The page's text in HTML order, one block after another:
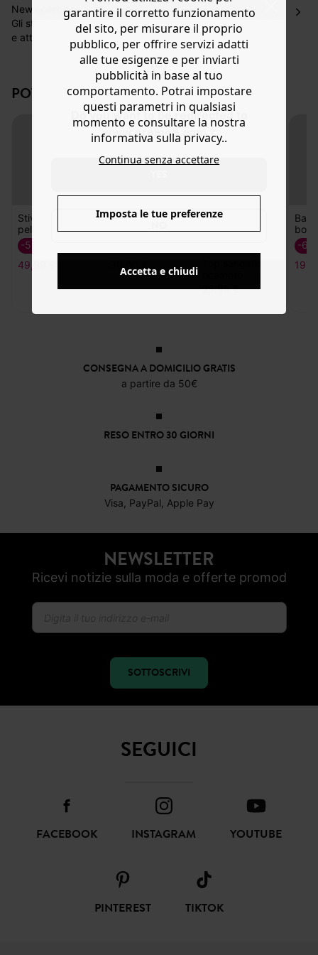
Do you want to be redirected to
www.promod.com ?
Hai 30 gg. per restituire o cambiare gli articoli a
decorrere dalla data dell’avvenuta ricezione.
Aiuto
New collection
Gli stivali da cowboy in pelle calcano le strade della città
e attraversano le stagioni con la stessa determinazione:
garantire lo spettacolo! È evidente che questi stivali
western cambiano completamente un look grazie agli
inserti pitonati, alla punta a mandorla e al tacco
smussato. Disponibili in diverse misure. Spazzolare
delicatamente e impermeabilizzare regolarmente.
POTREBBERO PIACERTI ANCHE:
Stivali western in
pelle
49,99 €
Jane leopardate
-50%
25,99 €
CONSEGNA A DOMICILIO GRATIS
PAGAMENTO SICURO
NEWSLETTER
Ricevi notizie sulla moda e offerte promod
garantire il corretto funzionamento
del sito, per misurare il proprio
pubblico, per offrire servizi adatti
alle tue esigenze e per inviarti
pubblicità in base al tuo
comportamento. Potrai impostare
questi parametri in qualsiasi
momento e consultare la nostra
informativa sulla privacy..
Continua senza accettare
Imposta le tue preferenze
Accetta e chiudi